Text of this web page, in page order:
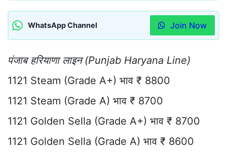
WhatsApp Channel Join Now
पंजाब हरियाणा लाइन (Punjab Haryana Line)
1121 Steam (Grade A+) भाव ₹ 8800
1121 Steam (Grade A) भाव ₹ 8700
1121 Golden Sella (Grade A+) भाव ₹ 8700
1121 Golden Sella (Grade A) भाव ₹ 8600